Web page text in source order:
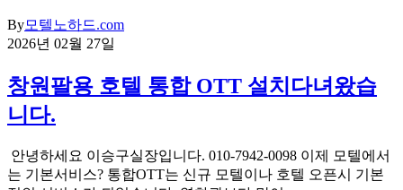
By모텔노하드.com
2026년 02월 27일
창원팔용 호텔 통합 OTT 설치다녀왔습
니다.
안녕하세요 이승구실장입니다. 010-7942-0098 이제 모텔에서
는 기본서비스? 통합OTT는 신규 모텔이나 호텔 오픈시 기본